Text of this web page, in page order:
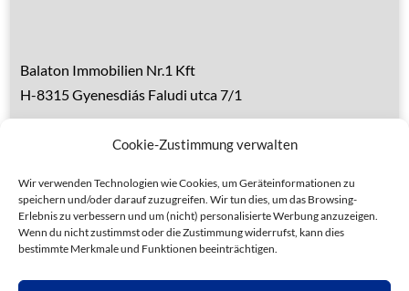
Cookie-Zustimmung verwalten
Wir verwenden Technologien wie Cookies, um Geräteinformationen zu
speichern und/oder darauf zuzugreifen. Wir tun dies, um das Browsing-
Erlebnis zu verbessern und um (nicht) personalisierte Werbung anzuzeigen.
Wenn du nicht zustimmst oder die Zustimmung widerrufst, kann dies
bestimmte Merkmale und Funktionen beeinträchtigen.
Balaton Immobilien Nr.1 Kft
H-8315 Gyenesdiás Faludi utca 7/1
Handy 1: 0036 30 153 7382 (deutsch)
Handy 2: 0036 20 935 6160 (ungarisch)